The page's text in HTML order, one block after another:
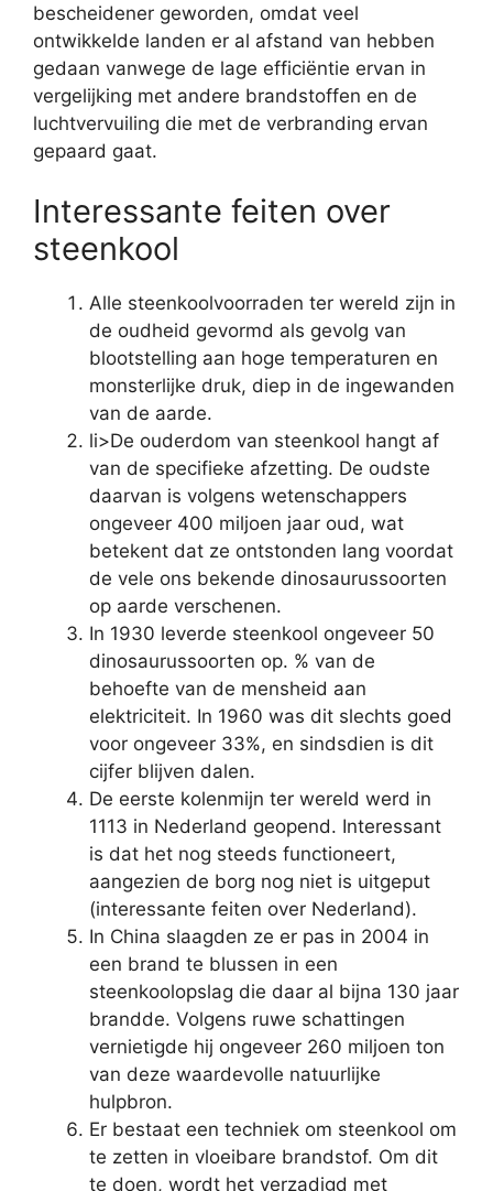
bescheidener geworden, omdat veel
ontwikkelde landen er al afstand van hebben
gedaan vanwege de lage efficiëntie ervan in
vergelijking met andere brandstoffen en de
luchtvervuiling die met de verbranding ervan
gepaard gaat.
Interessante feiten over
steenkool
Alle steenkoolvoorraden ter wereld zijn in
de oudheid gevormd als gevolg van
blootstelling aan hoge temperaturen en
monsterlijke druk, diep in de ingewanden
van de aarde.
li>De ouderdom van steenkool hangt af
van de specifieke afzetting. De oudste
daarvan is volgens wetenschappers
ongeveer 400 miljoen jaar oud, wat
betekent dat ze ontstonden lang voordat
de vele ons bekende dinosaurussoorten
op aarde verschenen.
In 1930 leverde steenkool ongeveer 50
dinosaurussoorten op. % van de
behoefte van de mensheid aan
elektriciteit. In 1960 was dit slechts goed
voor ongeveer 33%, en sindsdien is dit
cijfer blijven dalen.
De eerste kolenmijn ter wereld werd in
1113 in Nederland geopend. Interessant
is dat het nog steeds functioneert,
aangezien de borg nog niet is uitgeput
(interessante feiten over Nederland).
In China slaagden ze er pas in 2004 in
een brand te blussen in een
steenkoolopslag die daar al bijna 130 jaar
brandde. Volgens ruwe schattingen
vernietigde hij ongeveer 260 miljoen ton
van deze waardevolle natuurlijke
hulpbron.
Er bestaat een techniek om steenkool om
te zetten in vloeibare brandstof. Om dit
te doen, wordt het verzadigd met